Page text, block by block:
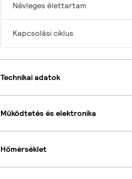
Névleges élettartam
Kapcsolási ciklus
Technikai adatok
Működtetés és elektronika
Hőmérséklet